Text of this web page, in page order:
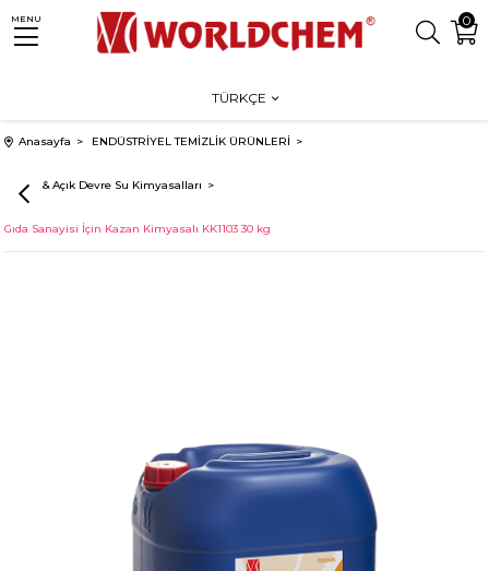
0
MENU
TÜRKÇE
Anasayfa ENDÜSTRİYEL TEMİZLİK ÜRÜNLERİ
Kapalı & Açık Devre Su Kimyasalları
Gıda Sanayisi İçin Kazan Kimyasalı KK1103 30 kg